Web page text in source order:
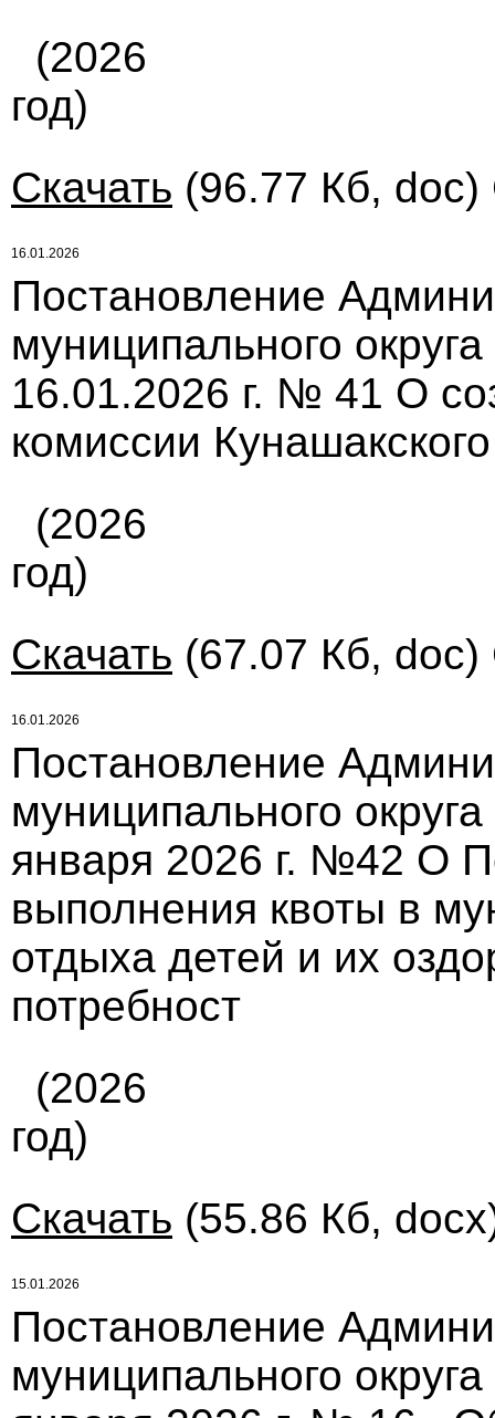
(2026
год)
Скачать (96.77 Кб, doc)
16.01.2026
Постановление
муниципального
16.01.2026 г. № 41 О
комиссии
(2026
год)
Скачать (67.07 Кб, doc)
16.01.2026
Постановление
муниципального
января 2026 г. №42 О
выполнения квоты в
отдыха детей и их
потребност
(2026
год)
Скачать (55.86 Кб,
15.01.2026
Постановление
муниципального